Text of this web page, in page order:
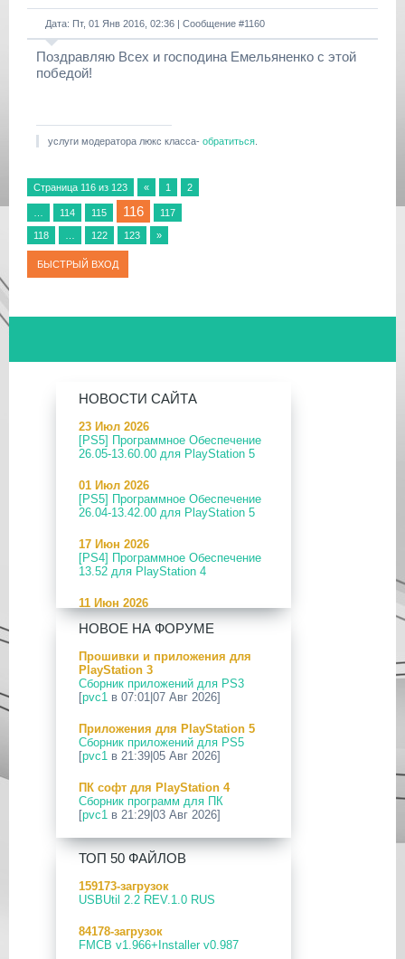
Дата: Пт, 01 Янв 2016, 02:36 | Сообщение #1160
Поздравляю Всех и господина Емельяненко с этой
победой!
услуги модератора люкс класса- обратиться
Страница 116 из 123 « 1 2
114 115 116 117
118 122 123 »
НОВОСТИ САЙТА
23 Июл 2026
[PS5] Программное Обеспечение
26.05-13.60.00 для PlayStation 5
01 Июл 2026
[PS5] Программное Обеспечение
26.04-13.42.00 для PlayStation 5
17 Июн 2026
[PS4] Программное Обеспечение
13.52 для PlayStation 4
11 Июн 2026
[PS5] Программное Обеспечение
26.04-13.40.00 для PlayStation 5
24 Апр 2026
[PS5] Программное Обеспечение
26.03-13.20.00 для PlayStation 5
12 Апр 2026
[PS Portal] Программное
Обеспечение 7.0.2 для PS Portal
09 Апр 2026
[PS3|CFW] webMAN MOD
v1.47.48p
29 Мар 2026
[PS3] PS3HEN v3.5.0
19 Мар 2026
[PS Portal] Программное
18 Мар 2026
НОВОЕ НА ФОРУМЕ
Прошивки и приложения для
PlayStation 3
Сборник приложений для PS3
[pvc1 в 07:01|07 Авг 2026]
Приложения для PlayStation 5
Сборник приложений для PS5
[pvc1 в 21:39|05 Авг 2026]
ПК софт для PlayStation 4
Сборник программ для ПК
[pvc1 в 21:29|03 Авг 2026]
ПК софт для PlayStation 5
Сборник программ для ПК
Приложения для PlayStation 5
[pvc1в 09:02|03 Авг 2026]
ТОП 50 ФАЙЛОВ
159173-загрузок
USBUtil 2.2 REV.1.0 RUS
84178-загрузок
FMCB v1.966+Installer v0.987